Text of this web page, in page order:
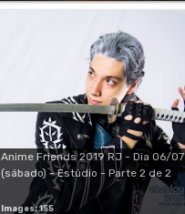
Anime Friends 2019 RJ - Dia 06/07
(sábado) - Estúdio - Parte 2 de 2
Images: 155